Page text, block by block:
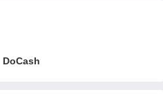
DoCash